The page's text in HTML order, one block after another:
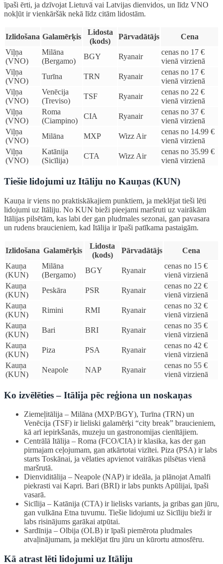
īpaši ērti, ja dzīvojat Lietuvā vai Latvijas dienvidos, un līdz VNO
nokļūt ir vienkāršāk nekā līdz citām lidostām.
Izlidošana Galamērķis
Lidosta
(kods)
Pārvadātājs
Cena
Viļņa
(VNO)
Milāna
(Bergamo)
BGY Ryanair
cenas no 17 €
vienā virzienā
Viļņa
(VNO)
Turīna TRN Ryanair
cenas no 17 €
vienā virzienā
Viļņa
(VNO)
Venēcija
(Treviso)
TSF Ryanair
cenas no 22 €
vienā virzienā
Viļņa
(VNO)
Roma
(Ciampino)
CIA Ryanair
cenas no 37 €
vienā virzienā
Viļņa
(VNO)
Milāna MXP Wizz Air
cenas no 14.99 €
vienā virzienā
Viļņa
(VNO)
Katānija
(Sicīlija)
CTA Wizz Air
cenas no 35.99 €
vienā virzienā
Tiešie lidojumi uz Itāliju no Kauņas (KUN)
Kauņa ir viens no praktiskākajiem punktiem, ja meklējat tieši lēti
lidojumi uz Itāliju. No KUN bieži pieejami maršruti uz vairākām
Itālijas pilsētām, kas labi der gan pludmales sezonai, gan pavasara
un rudens braucieniem, kad Itālija ir īpaši patīkama pastaigām.
Izlidošana Galamērķis
Lidosta
(kods)
Pārvadātājs
Cena
Kauņa
(KUN)
Milāna
(Bergamo)
BGY Ryanair
cenas no 15 €
vienā virzienā
Kauņa
(KUN)
Peskāra PSR Ryanair
cenas no 22 €
vienā virzienā
Kauņa
(KUN)
Rimini RMI Ryanair
cenas no 32 €
vienā virzienā
Kauņa
(KUN)
Bari BRI Ryanair
cenas no 35 €
vienā virzienā
Kauņa
(KUN)
Piza PSA Ryanair
cenas no 42 €
vienā virzienā
Kauņa
(KUN)
Neapole NAP Ryanair
cenas no 55 €
vienā virzienā
Ko izvēlēties – Itālija pēc reģiona un noskaņas
Ziemeļitālija – Milāna (MXP/BGY), Turīna (TRN) un
Venēcija (TSF) ir lieliski galamērķi “city break” braucieniem,
kā arī iepirkšanās, muzeju un gastronomijas cienītājiem.
Centrālā Itālija – Roma (FCO/CIA) ir klasika, kas der gan
pirmajam ceļojumam, gan atkārtotai vizītei. Piza (PSA) ir labs
starts Toskānai, ja vēlaties apvienot vairākas pilsētas vienā
maršrutā.
Dienviditālija – Neapole (NAP) ir ideāla, ja plānojat Amalfi
piekrasti vai Kapri. Bari (BRI) ir labs punkts Apūlijai, īpaši
vasarā.
Sicīlija – Katānija (CTA) ir lielisks variants, ja gribas gan jūru,
gan vulkāna Etna tuvumu. Tiešie lidojumi uz Sicīliju bieži ir
labs risinājums garākai atpūtai.
Sardīnija – Olbija (OLB) ir īpaši piemērota pludmales
atvaļinājumam, ja meklējat tīru jūru un kūrortu atmosfēru.
Kā atrast lēti lidojumi uz Itāliju